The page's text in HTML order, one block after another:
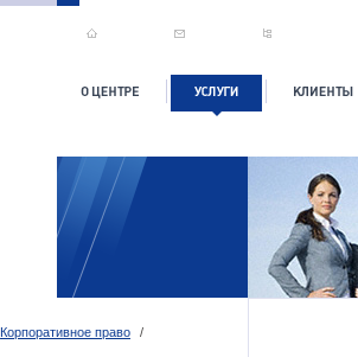
Корпоративное право
/